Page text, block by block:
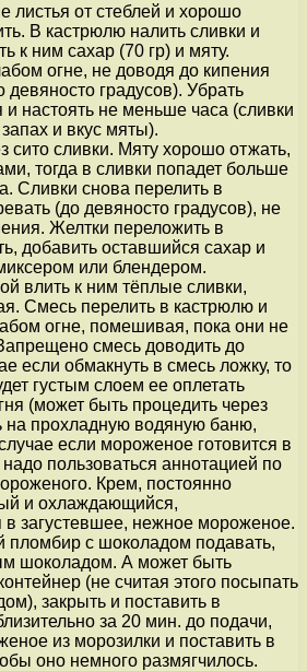
листья от стеблей и хорошо
В кастрюлю налить сливки и
к ним сахар (70 гр) и мяту.
огне, не доводя до кипения
девяносто градусов). Убрать
и настоять не меньше часа (сливки
и вкус мяты).
сито сливки. Мяту хорошо отжать,
тогда в сливки попадет больше
Сливки снова перелить в
(до девяносто градусов), не
Желтки переложить в
добавить оставшийся сахар и
или блендером.
влить к ним тёплые сливки,
Смесь перелить в кастрюлю и
огне, помешивая, пока они не
Запрещено смесь доводить до
если обмакнуть в смесь ложку, то
густым слоем ее оплетать
(может быть процедить через
на прохладную водяную баню,
если мороженое готовится в
пользоваться аннотацией по
Крем, постоянно
и охлаждающийся,
в загустевшее, нежное мороженое.
пломбир с шоколадом подавать,
шоколадом. А может быть
(не считая этого посыпать
закрыть и поставить в
за 20 мин. до подачи,
из морозилки и поставить в
оно немного размягчилось.